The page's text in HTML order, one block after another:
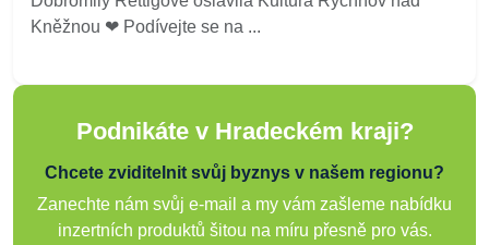
Kněžnou ❤ Podívejte se na ...
Podnikáte v Hradeckém kraji?
Chcete zviditelnit svůj byznys v našem regionu?
Zanechte nám svůj e-mail a my vám zašleme nabídku
inzertních produktů šitou na míru přesně pro vás.